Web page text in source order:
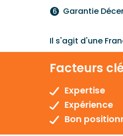
Garantie
Il s'agit d'une
Facteurs
Expertise
Expérience
Bon